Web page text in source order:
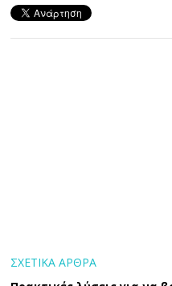
ΣΧΕΤΙΚΑ ΑΡΘΡΑ